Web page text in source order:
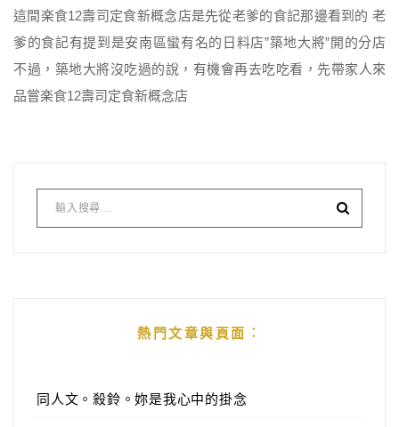
這間楽食12壽司定食新概念店是先從老爹的食記那邊看到的 老
爹的食記有提到是安南區蠻有名的日料店”築地大將”開的分店
不過，築地大將沒吃過的說，有機會再去吃吃看，先帶家人來
品嘗楽食12壽司定食新概念店
熱門文章與頁面︰
同人文。殺鈴。妳是我心中的掛念